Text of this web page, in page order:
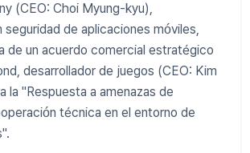
(CEO: Choi Myung-kyu),
seguridad de aplicaciones móviles,
de un acuerdo comercial estratégico
desarrollador de juegos (CEO: Kim
la "Respuesta a amenazas de
técnica en el entorno de